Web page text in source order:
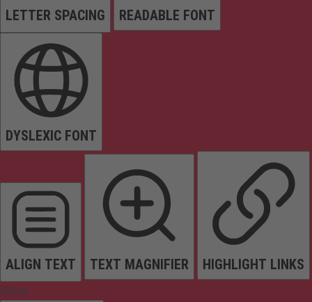
LETTER SPACING READABLE FONT
DYSLEXIC FONT
ALIGN TEXT TEXT MAGNIFIER HIGHLIGHT LINKS
Colors